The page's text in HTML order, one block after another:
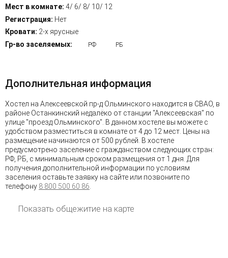
Мест в комнате: 4/ 6/ 8/ 10/ 12
Регистрация: Нет
Кровати: 2-х ярусные
Гр-во заселяемых:
РФ РБ
Дополнительная информация
Хостел на Алексеевской пр-д Ольминского находится в СВАО, в
районе Останкинский недалёко от станции "Алексеевская" по
улице "проезд Ольминского". В данном хостеле вы можете с
удобством разместиться в комнате от 4 до 12 мест. Цены на
размещение начинаются от 500 рублей. В хостеле
предусмотрено заселение с гражданством следующих стран:
РФ, РБ, с минимальным сроком размещения от 1 дня. Для
получения дополнительной информации по условиям
заселения оставьте заявку на сайте или позвоните по
телефону 8 800 500 60 86
Показать общежитие на карте